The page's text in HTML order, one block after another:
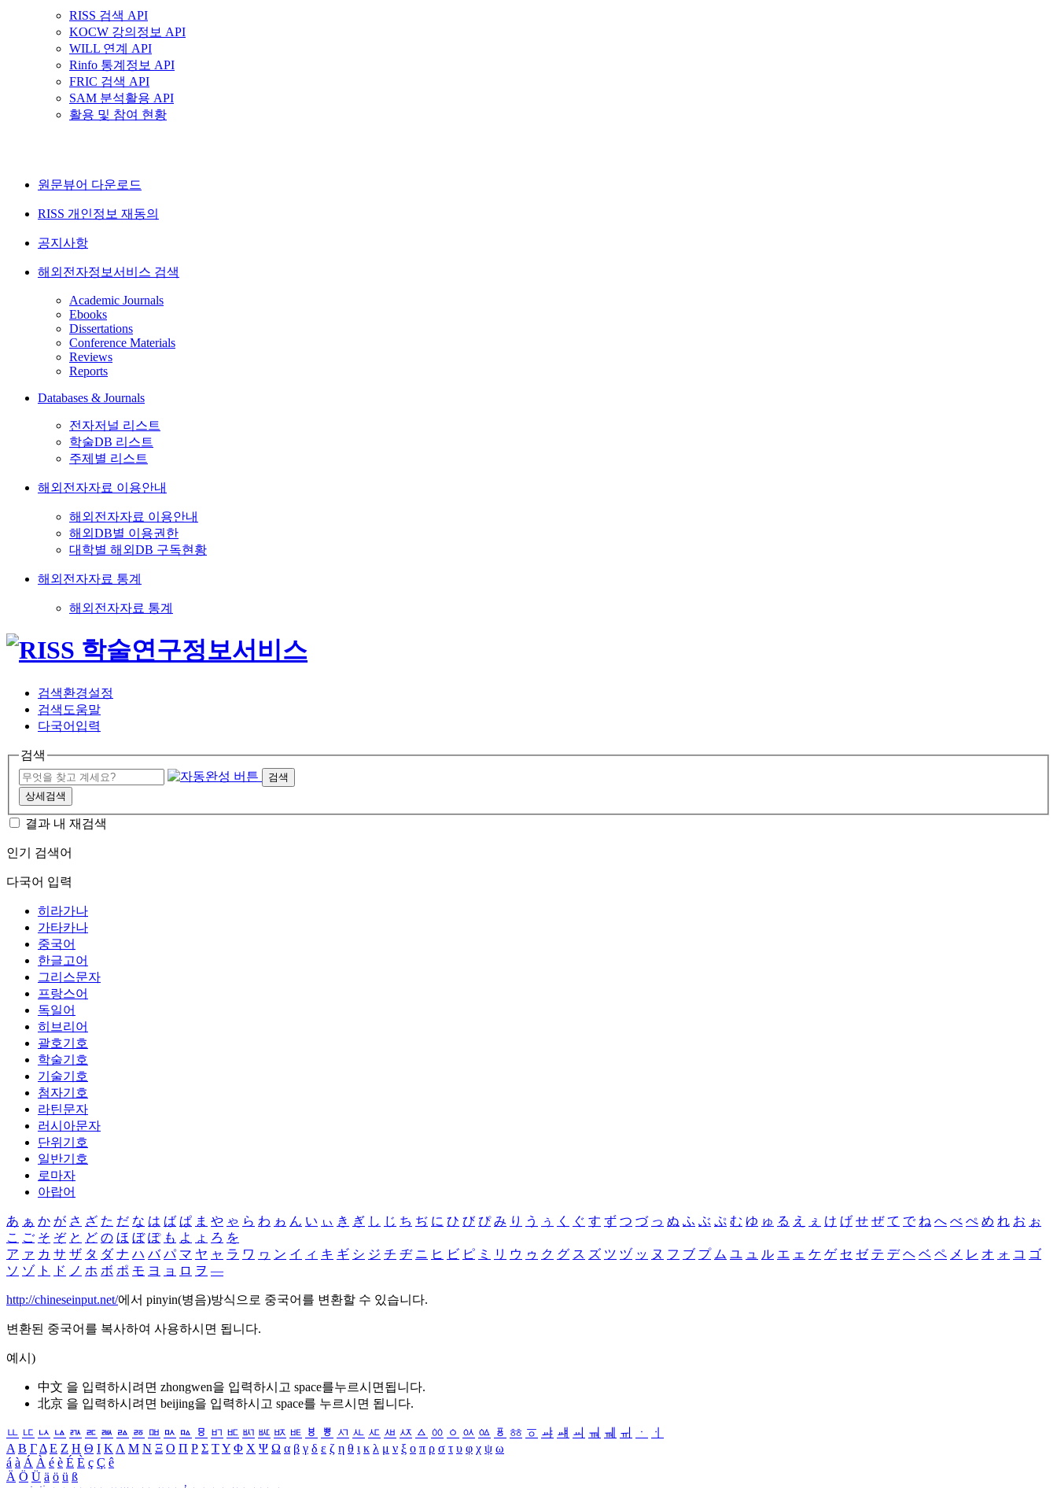
RISS 검색 API
KOCW 강의정보 API
WILL 연계 API
Rinfo 통계정보 API
FRIC 검색 API
SAM 분석활용 API
활용 및 참여 현황
원문뷰어 다운로드
RISS 개인정보 재동의
공지사항
해외전자정보서비스 검색
Academic Journals
Ebooks
Dissertations
Conference Materials
Reviews
Reports
Databases & Journals
전자저널 리스트
학술DB 리스트
주제별 리스트
해외전자자료 이용안내
해외전자자료 이용안내
해외DB별 이용권한
대학별 해외DB 구독현황
해외전자자료 통계
해외전자자료 통계
검색환경설정
검색도움말
다국어입력
검색
검색
상세검색
결과 내 재검색
인기 검색어
다국어 입력
히라가나
가타카나
중국어
한글고어
그리스문자
프랑스어
독일어
히브리어
괄호기호
학술기호
기술기호
첨자기호
라틴문자
러시아문자
단위기호
일반기호
로마자
아랍어
あ ぁ か が さ ざ た だ な は ば ぱ ま や ゃ ら わ ゎ ん い ぃ き ぎ し じ ち ぢ に ひ び ぴ み り う ぅ く ぐ す ず つ づ っ ぬ ふ ぶ ぷ む ゆ ゅ る え ぇ け げ せ ぜ て で ね へ べ ぺ め れ お ぉ
こ ご そ ぞ と ど の ほ ぼ ぽ も よ ょ ろ を
ア ァ カ サ ザ タ ダ ナ ハ バ パ マ ヤ ャ ラ ワ ヮ ン イ ィ キ ギ シ ジ チ ヂ ニ ヒ ビ ピ ミ リ ウ ゥ ク グ ス ズ ツ ヅ ッ ヌ フ ブ プ ム ユ ュ ル エ ェ ケ ゲ セ ゼ テ デ ヘ ベ ペ メ レ オ ォ コ ゴ
ソ ゾ ト ド ノ ホ ボ ポ モ ヨ ョ ロ ヲ ―
http://chineseinput.net/에서 pinyin(병음)방식으로 중국어를 변환할 수 있습니다.
변환된 중국어를 복사하여 사용하시면 됩니다.
예시)
中文 을 입력하시려면 zhongwen을 입력하시고 space를누르시면됩니다.
北京 을 입력하시려면 beijing을 입력하시고 space를 누르시면 됩니다.
ㅥ ㅦ ㅧ ㅨ ㅩ ㅪ ㅫ ㅬ ㅭ ㅮ ㅯ ㅰ ㅱ ㅲ ㅳ ㅴ ㅵ ㅶ ㅷ ㅸ ㅹ ㅺ ㅻ ㅼ ㅽ ㅾ ㅿ ㆀ ㆁ ㆂ ㆃ ㆄ ㆅ ㆆ ㆇ ㆈ ㆉ ㆊ ㆋ ㆌ ㆍ
ㆎ
Α Β ΓΔ Ε Ζ Η Θ Ι ΚΛ Μ Ν Ξ Ο Π Ρ Σ ΤΥ Φ Χ Ψ Ω α β γ δ ε ζ η θ ι κ λ μ ν ξ ο π ρ σ τ υ φ χ ψ ω
á à Á À é è É È ç Ç ê
Ä Ö Ü ä ö ü ß